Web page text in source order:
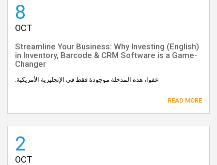
8
OCT
(English) Streamline Your Business: Why Investing
in Inventory, Barcode & CRM Software is a Game-
Changer
عفوا، هذه المدخلة موجودة فقط في الإنجليزية الأمريكية.
READ MORE
2
OCT